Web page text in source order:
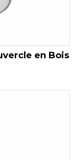
en Bois